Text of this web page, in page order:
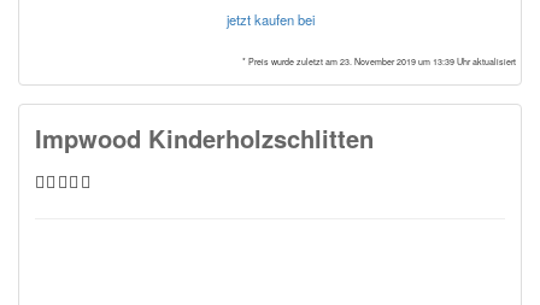
jetzt kaufen bei
* Preis wurde zuletzt am 23. November 2019 um 13:39 Uhr aktualisiert
Impwood Kinderholzschlitten